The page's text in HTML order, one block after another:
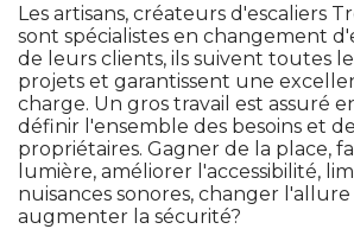
Les artisans, créateurs d'escaliers
sont spécialistes en changement
de leurs clients, ils suivent toutes
projets et garantissent une
charge. Un gros travail est assuré
définir l'ensemble des besoins et
propriétaires. Gagner de la place,
lumière, améliorer l'accessibilité,
nuisances sonores, changer
augmenter la sécurité?